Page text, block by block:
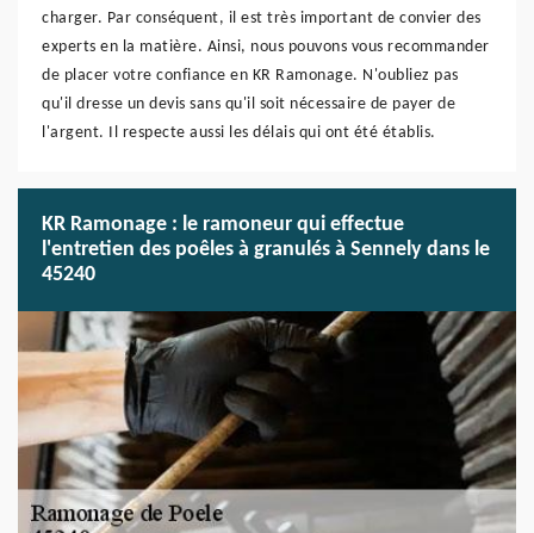
charger. Par conséquent, il est très important de convier des
experts en la matière. Ainsi, nous pouvons vous recommander
de placer votre confiance en KR Ramonage. N'oubliez pas
qu'il dresse un devis sans qu'il soit nécessaire de payer de
l'argent. Il respecte aussi les délais qui ont été établis.
KR Ramonage : le ramoneur qui effectue
l'entretien des poêles à granulés à Sennely dans le
45240